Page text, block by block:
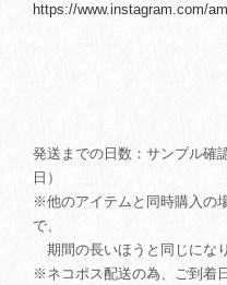
https://www.instagram.com/
発送までの日数：サンプル確
日）
※他のアイテムと同時購入の
で、
期間の長いほうと同じになり
※ネコポス配送の為、ご到着